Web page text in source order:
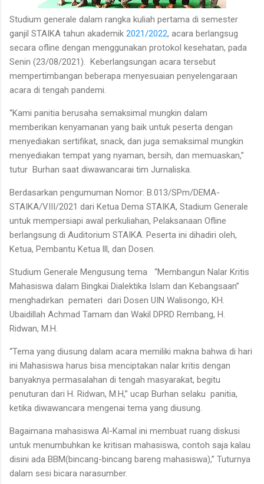
Studium generale dalam rangka kuliah pertama di semester
ganjil STAIKA tahun akademik 2021/2022, acara berlangsug
secara ofline dengan menggunakan protokol kesehatan, pada
Senin (23/08/2021). Keberlangsungan acara tersebut
mempertimbangan beberapa menyesuaian penyelengaraan
acara di tengah pandemi.
“Kami panitia berusaha semaksimal mungkin dalam
memberikan kenyamanan yang baik untuk peserta dengan
menyediakan sertifikat, snack, dan juga semaksimal mungkin
menyediakan tempat yang nyaman, bersih, dan memuaskan,”
tutur Burhan saat diwawancarai tim Jurnaliska.
Berdasarkan pengumuman Nomor: B.013/SPm/DEMA-
STAIKA/VIII/2021 dari Ketua Dema STAIKA, Stadium Generale
untuk mempersiapi awal perkuliahan, Pelaksanaan Ofline
berlangsung di Auditorium STAIKA. Peserta ini dihadiri oleh,
Ketua, Pembantu Ketua lll, dan Dosen.
Studium Generale Mengusung tema “Membangun Nalar Kritis
Mahasiswa dalam Bingkai Dialektika Islam dan Kebangsaan”
menghadirkan pemateri dari Dosen UIN Walisongo, KH.
Ubaidillah Achmad Tamam dan Wakil DPRD Rembang, H.
Ridwan, M.H.
“Tema yang diusung dalam acara memiliki makna bahwa di hari
ini Mahasiswa harus bisa menciptakan nalar kritis dengan
banyaknya permasalahan di tengah masyarakat, begitu
penuturan dari H. Ridwan, M.H,” ucap Burhan selaku panitia,
ketika diwawancara mengenai tema yang diusung.
Bagaimana mahasiswa Al-Kamal ini membuat ruang diskusi
untuk menumbuhkan ke kritisan mahasiswa, contoh saja kalau
disini ada BBM(bincang-bincang bareng mahasiswa),” Tuturnya
dalam sesi bicara narasumber.